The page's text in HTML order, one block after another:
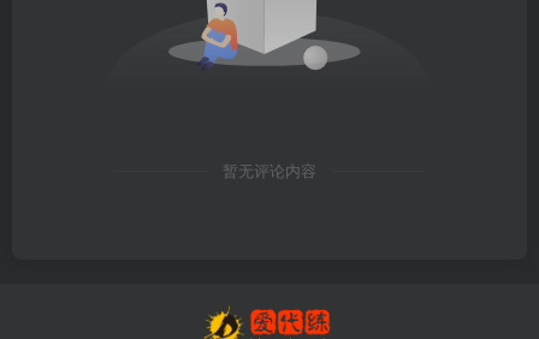
暂无评论内容